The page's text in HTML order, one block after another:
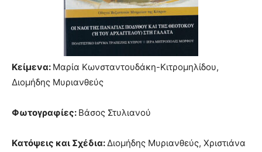
Κείμενα: Μαρία Κωνσταντουδάκη-Κιτρομηλίδου,
Διομήδης Μυριανθεύς
Φωτογραφίες: Bάσος Στυλιανού
Kατόψεις και Σχέδια:Διομήδης Mυριανθεύς, Χριστιάνα